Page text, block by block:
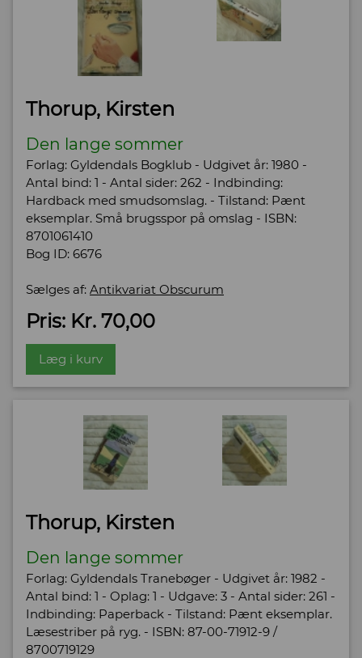
Thorup, Kirsten
Den lange sommer
Forlag: Gyldendals Bogklub - Udgivet år: 1980 -
Antal bind: 1 - Antal sider: 262 - Indbinding:
Hardback med smudsomslag. - Tilstand: Pænt
eksemplar. Små brugsspor på omslag - ISBN:
8701061410
Bog ID: 6676
Sælges af: Antikvariat Obscurum
Pris: Kr. 70,00
Læg i kurv
Thorup, Kirsten
Den lange sommer
Forlag: Gyldendals Tranebøger - Udgivet år: 1982 -
Antal bind: 1 - Oplag: 1 - Udgave: 3 - Antal sider: 261 -
Indbinding: Paperback - Tilstand: Pænt eksemplar.
Læsestriber på ryg. - ISBN: 87-00-71912-9 /
8700719129